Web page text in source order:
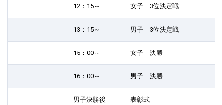
12：15～ 女子 3位決定戦
13：15～ 男子 3位決定戦
15：00～ 女子 決勝
16：00～ 男子 決勝
男子決勝後 表彰式